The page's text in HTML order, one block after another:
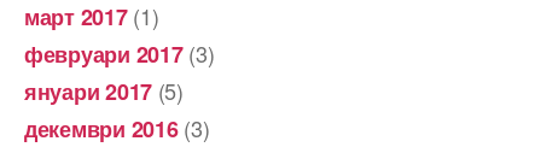
март 2017(1)
февруари 2017(3)
януари 2017 (5)
декември 2016(3)